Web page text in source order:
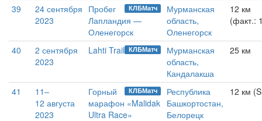
39
24 сентября
2023
КЛБМатч
Пробег
Лапландия —
Оленегорск
Мурманская
область,
Оленегорск
12 км
(факт.:
40
2 сентября
2023
КЛБМатч
Lahti Trail
Мурманская
область,
Кандалакша
25 км
41
11–
12 августа
2023
КЛБМатч
Горный
марафон «Malidak
Ultra Race»
Республика
Башкортостан,
Белорецк
12 км